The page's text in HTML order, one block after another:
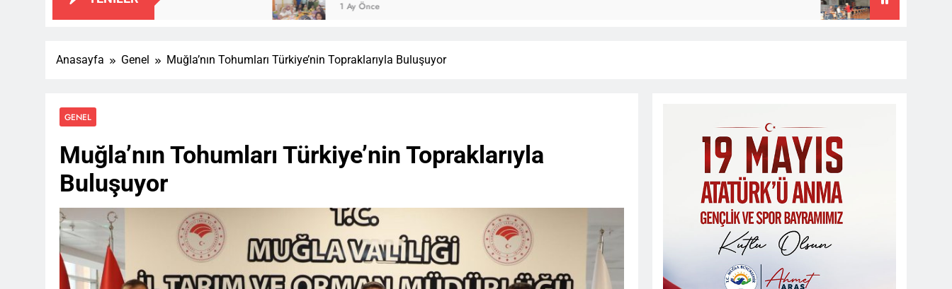
1 Ay Önce 1 Ay Önce
Anasayfa Genel Muğla’nın Tohumları Türkiye’nin Topraklarıyla Buluşuyor
GENEL
Muğla’nın Tohumları Türkiye’nin Topraklarıyla
Buluşuyor